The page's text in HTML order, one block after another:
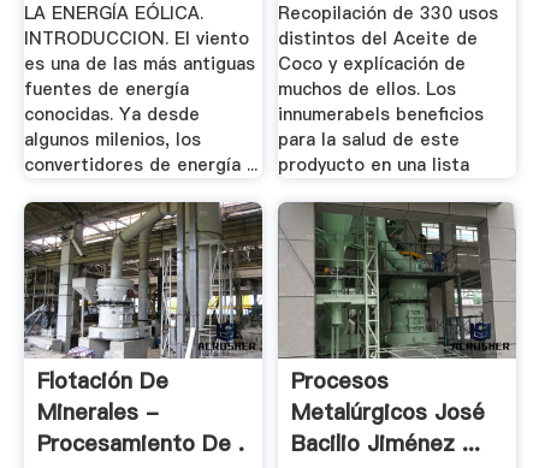
LA ENERGÍA EÓLICA.
INTRODUCCION. El viento
es una de las más antiguas
fuentes de energía
conocidas. Ya desde
algunos milenios, los
convertidores de energía ...
Recopilación de 330 usos
distintos del Aceite de
Coco y explícación de
muchos de ellos. Los
innumerabels beneficios
para la salud de este
prodyucto en una lista
Flotación De
Minerales -
Procesamiento De .
Procesos
Metalúrgicos José
Bacilio Jiménez ...